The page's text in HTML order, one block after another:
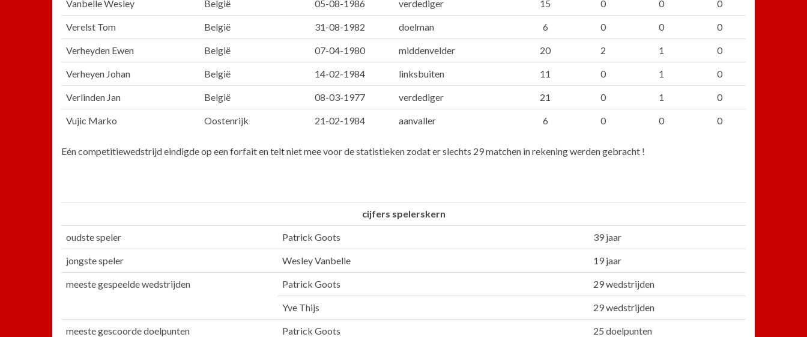
Vanbelle Wesley België 05-08-1986 verdediger 15 0 0 0
Verelst Tom België 31-08-1982 doelman 6 0 0 0
Verheyden Ewen België 07-04-1980 middenvelder 20 2 1 0
Verheyen Johan België 14-02-1984 linksbuiten 11 0 1 0
Verlinden Jan België 08-03-1977 verdediger 21 0 1 0
Vujic Marko Oostenrijk 21-02-1984 aanvaller 6 0 0 0
Eén competitiewedstrijd eindigde op een forfait en telt niet mee voor de statistieken zodat er slechts 29 matchen in rekening werden gebracht !
cijfers spelerskern
oudste speler Patrick Goots 39 jaar
jongste speler Wesley Vanbelle 19 jaar
meeste gespeelde wedstrijden Patrick Goots 29 wedstrijden
Yve Thijs 29 wedstrijden
meeste gescoorde doelpunten Patrick Goots 25 doelpunten